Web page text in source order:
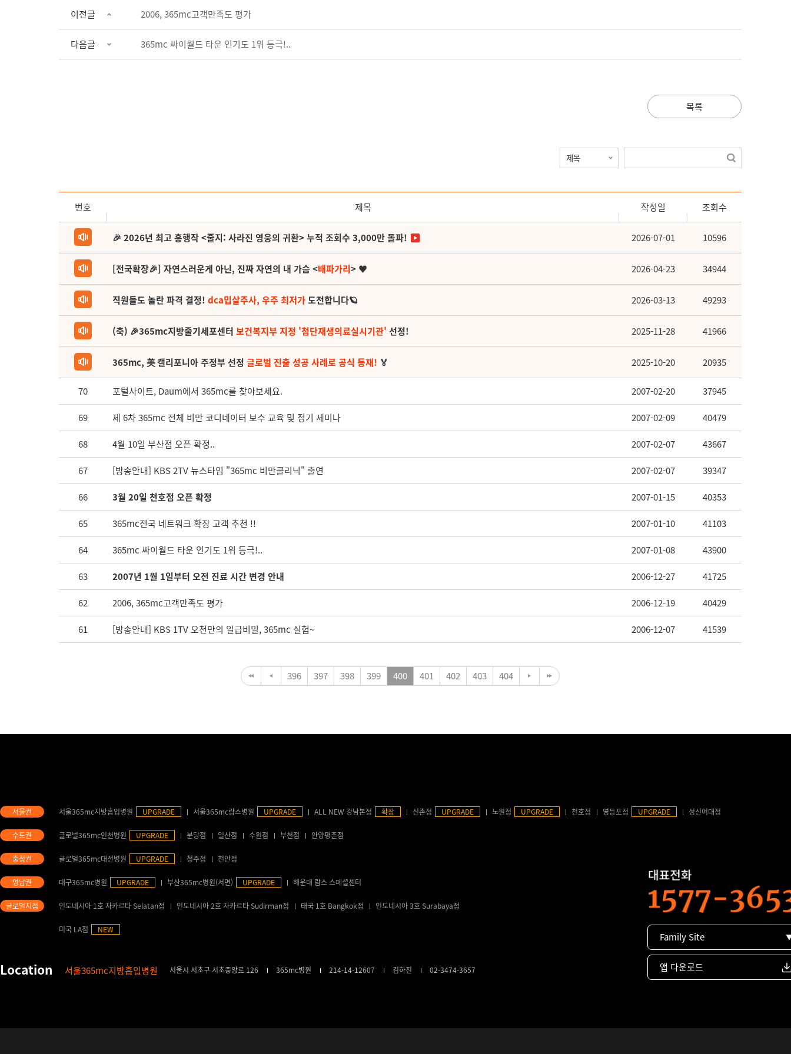
이전글 2006, 365mc고객만족도 평가
다음글 365mc 싸이월드 타운 인기도 1위 등극!..
목록
번호 제목 작성일 조회수
🎉 2026년 최고 흥행작 <줄지: 사라진 영웅의 귀환> 누적 조회수 3,000만 돌파! 2026-07-01 10596
[전국확장🎉] 자연스러운게 아닌, 진짜 자연의 내 가슴 <배파가리> ♥ 2026-04-23 34944
직원들도 놀란 파격 결정! dca밉살주사, 우주 최저가도전합니다🪐 2026-03-13 49293
(축) 🎉365mc지방줄기세포센터 보건복지부 지정 '첨단재생의료실시기관' 선정! 2025-11-28 41966
365mc, 美 캘리포니아 주정부 선정 글로벌 진출 성공 사례로 공식 등재! 🏅 2025-10-20 20935
70 포털사이트, Daum에서 365mc를 찾아보세요. 2007-02-20 37945
69 제 6차 365mc 전체 비만 코디네이터 보수 교육 및 정기 세미나 2007-02-09 40479
68 4월 10일 부산점 오픈 확정.. 2007-02-07 43667
67 [방송안내] KBS 2TV 뉴스타임 "365mc 비만클리닉" 출연 2007-02-07 39347
66 3월 20일 천호점 오픈 확정 2007-01-15 40353
65 365mc전국 네트워크 확장 고객 추천 !! 2007-01-10 41103
64 365mc 싸이월드 타운 인기도 1위 등극!.. 2007-01-08 43900
63 2007년 1월 1일부터 오전 진료 시간 변경 안내 2006-12-27 41725
62 2006, 365mc고객만족도 평가 2006-12-19 40429
61 [방송안내] KBS 1TV 오천만의 일급비밀, 365mc 실험~ 2006-12-07 41539
396 397 398 399 400 401 402 403 404
서울365mc지방흡입병원 UPGRADE 서울365mc람스병원 UPGRADE ALL NEW 강남본점 확장 신촌점 UPGRADE 노원점 UPGRADE 천호점 영등포점 UPGRADE 성신여대점
글로벌365mc인천병원 UPGRADE 분당점 일산점 수원점 부천점 안양평촌점
글로벌365mc대전병원 UPGRADE 청주점 천안점
대구365mc병원 UPGRADE 부산365mc병원(서면) UPGRADE 해운대 람스 스페셜센터
인도네시아 1호 자카르타 Selatan점 인도네시아 2호 자카르타 Sudirman점 태국 1호 Bangkok점 인도네시아 3호 Surabaya점
미국 LA점 NEW
서울365mc지방흡입병원 서울시 서초구 서초중앙로 126 365mc병원 214-14-12607 김하진 02-3474-3657
Family Site
앱 다운로드